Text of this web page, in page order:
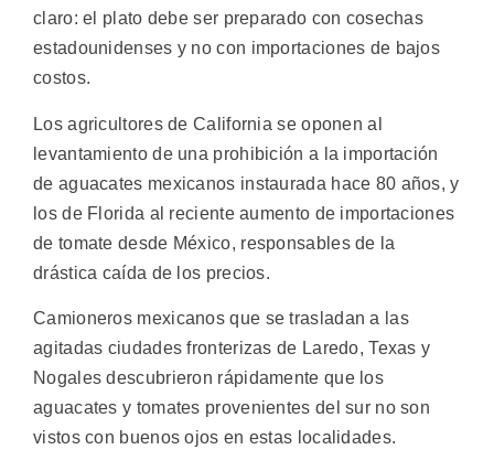
claro: el plato debe ser preparado con cosechas
estadounidenses y no con importaciones de bajos
costos.
Los agricultores de California se oponen al
levantamiento de una prohibición a la importación
de aguacates mexicanos instaurada hace 80 años, y
los de Florida al reciente aumento de importaciones
de tomate desde México, responsables de la
drástica caída de los precios.
Camioneros mexicanos que se trasladan a las
agitadas ciudades fronterizas de Laredo, Texas y
Nogales descubrieron rápidamente que los
aguacates y tomates provenientes del sur no son
vistos con buenos ojos en estas localidades.